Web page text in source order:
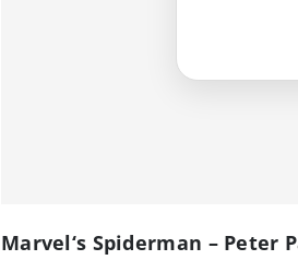
Marvel‘s Spiderman – Peter